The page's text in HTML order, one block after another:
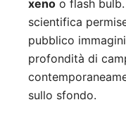
xeno o flash
scientifica
pubblico
profondità di
sullo sfondo.